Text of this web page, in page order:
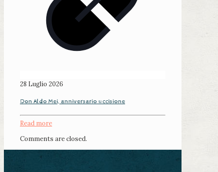
28 Luglio 2026
Don Aldo Mei, anniversario uccisione
Read more
Comments are closed.